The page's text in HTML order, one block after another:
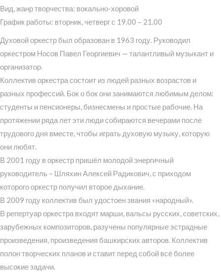
Вид, жанр творчества: вокально-хоровой
График работы: вторник, четверг с 19.00 – 21.00
Духовой оркестр был образован в 1963 году. Руководил
оркестром Носов Павел Георгиевич — талантливый музыкант и
организатор.
Коллектив оркестра состоит из людей разных возрастов и
разных профессий. Бок о бок они занимаются любимым делом:
студенты и пенсионеры, бизнесмены и простые рабочие. На
протяжении ряда лет эти люди собираются вечерами после
трудового дня вместе, чтобы играть духовую музыку, которую
они любят.
В 2001 году в оркестр пришёл молодой энергичный
руководитель – Шляхин Алексей Радикович, с приходом
которого оркестр получил второе дыхание.
В 2009 году коллектив был удостоен звания «народный».
В репертуар оркестра входят марши, вальсы русских, советских,
зарубежных композиторов, разучены популярные эстрадные
произведения, произведения башкирских авторов. Коллектив
полон творческих планов и ставит перед собой всё более
высокие задачи.